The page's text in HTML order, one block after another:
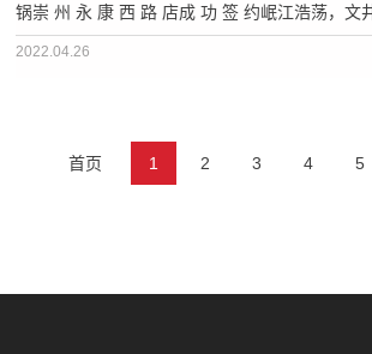
锅崇 州 永 康 西 路 店成 功 签 约岷江浩荡，文
湿地、古镇、林盘自然的造化，历史的积淀孕
2022.04.26
首页 1 2 3 4 5